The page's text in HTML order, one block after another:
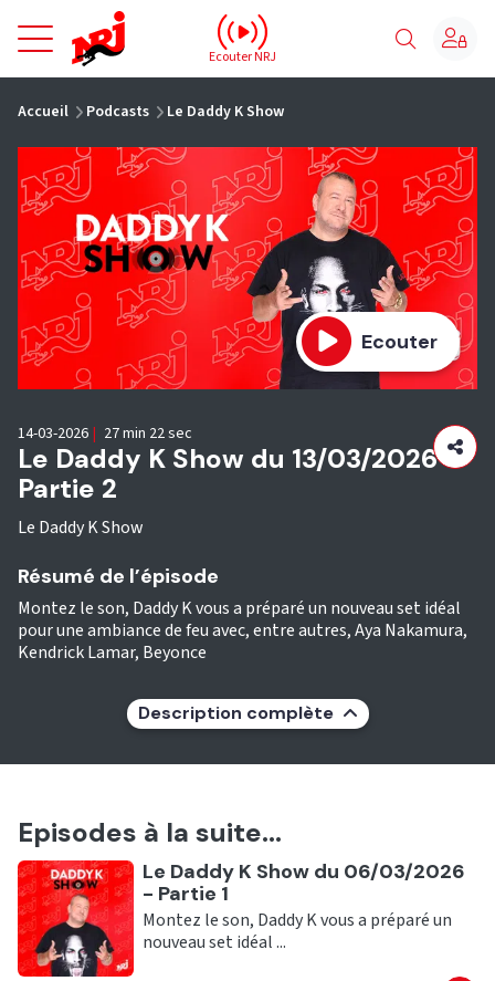
NRJ - Accueil
Ecouter NRJ
Accueil Podcasts Le Daddy K Show
Ecouter
Le Daddy K Show du 13/03/2026 -
Partie 2
Le Daddy K Show
14-03-2026 | 27 min 22 sec
Résumé de l’épisode
Montez le son, Daddy K vous a préparé un nouveau set idéal
pour une ambiance de feu avec, entre autres, Aya Nakamura,
Kendrick Lamar, Beyonce
Description complète
Episodes à la suite...
Ecouter
Le Daddy K Show du 06/03/2026
- Partie 1
Montez le son, Daddy K vous a préparé un
nouveau set idéal ...